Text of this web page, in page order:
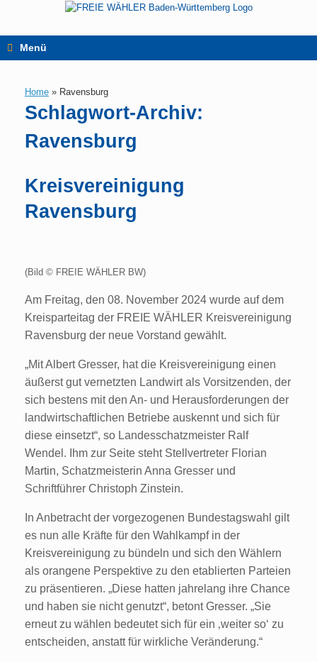
springen
Menü
Home » Ravensburg
Schlagwort-Archiv:
Ravensburg
Kreisvereinigung
Ravensburg
(Bild © FREIE WÄHLER BW)
Am Freitag, den 08. November 2024 wurde auf dem
Kreisparteitag der FREIE WÄHLER Kreisvereinigung
Ravensburg der neue Vorstand gewählt.
„Mit Albert Gresser, hat die Kreisvereinigung einen
äußerst gut vernetzten Landwirt als Vorsitzenden, der
sich bestens mit den An- und Herausforderungen der
landwirtschaftlichen Betriebe auskennt und sich für
diese einsetzt“, so Landesschatzmeister Ralf
Wendel. Ihm zur Seite steht Stellvertreter Florian
Martin, Schatzmeisterin Anna Gresser und
Schriftführer Christoph Zinstein.
In Anbetracht der vorgezogenen Bundestagswahl gilt
es nun alle Kräfte für den Wahlkampf in der
Kreisvereinigung zu bündeln und sich den Wählern
als orangene Perspektive zu den etablierten Parteien
zu präsentieren. „Diese hatten jahrelang ihre Chance
und haben sie nicht genutzt“, betont Gresser. „Sie
erneut zu wählen bedeutet sich für ein ‚weiter so‘ zu
entscheiden, anstatt für wirkliche Veränderung.“